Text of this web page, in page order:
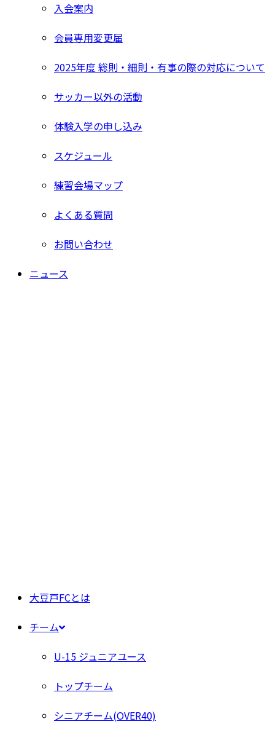
入会案内
会員専用変更届
2025年度 総則・細則・有事の際の対応について
サッカー以外の活動
体験入学の申し込み
スケジュール
練習会場マップ
よくある質問
お問い合わせ
ニュース
大豆戸FCとは
チーム
U-15 ジュニアユース
トップチーム
シニアチーム(OVER40)